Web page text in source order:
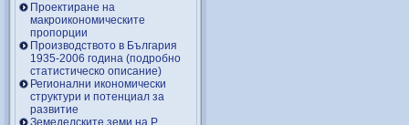
Проектиране на
макроикономическите
пропорции
Производството в България
1935-2006 година (подробно
статистическо описание)
Регионални икономически
структури и потенциал за
развитие
Земеделските земи на Р